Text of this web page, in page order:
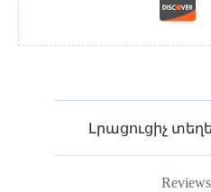
Լրացուցիչ